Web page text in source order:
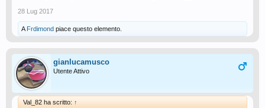
28 Lug 2017
A Frdimond piace questo elemento.
gianlucamusco
Utente Attivo
Val_82 ha scritto: ↑